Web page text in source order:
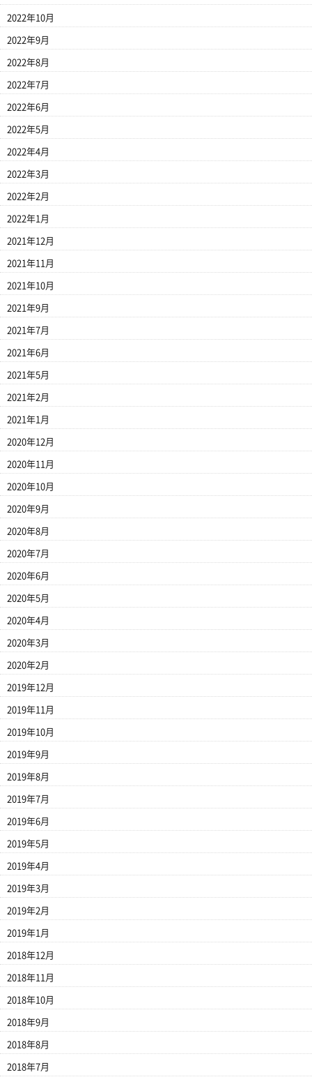
2022年10月
2022年9月
2022年8月
2022年7月
2022年6月
2022年5月
2022年4月
2022年3月
2022年2月
2022年1月
2021年12月
2021年11月
2021年10月
2021年9月
2021年7月
2021年6月
2021年5月
2021年2月
2021年1月
2020年12月
2020年11月
2020年10月
2020年9月
2020年8月
2020年7月
2020年6月
2020年5月
2020年4月
2020年3月
2020年2月
2019年12月
2019年11月
2019年10月
2019年9月
2019年8月
2019年7月
2019年6月
2019年5月
2019年4月
2019年3月
2019年2月
2019年1月
2018年12月
2018年11月
2018年10月
2018年9月
2018年8月
2018年7月